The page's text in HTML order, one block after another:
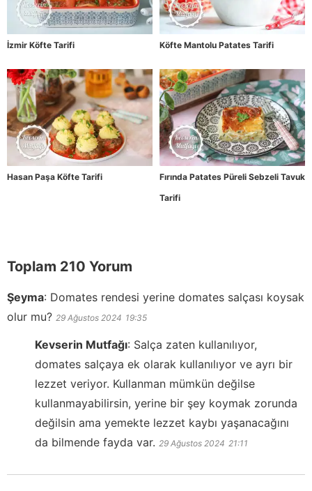
İzmir Köfte Tarifi Köfte Mantolu Patates Tarifi
Hasan Paşa Köfte Tarifi
Fırında Patates Püreli Sebzeli Tavuk
Tarifi
Toplam 210 Yorum
Şeyma: Domates rendesi yerine domates salçası koysak
olur mu? 29 Ağustos 2024 19:35
Kevserin Mutfağı: Salça zaten kullanılıyor,
domates salçaya ek olarak kullanılıyor ve ayrı bir
lezzet veriyor. Kullanman mümkün değilse
kullanmayabilirsin, yerine bir şey koymak zorunda
değilsin ama yemekte lezzet kaybı yaşanacağını
da bilmende fayda var. 29 Ağustos 2024 21:11